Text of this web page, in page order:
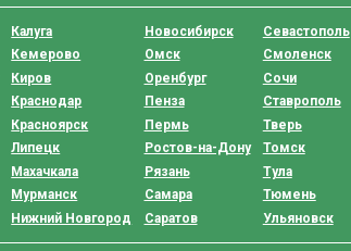
Калуга
Кемерово
Киров
Краснодар
Красноярск
Липецк
Махачкала
Мурманск
Нижний Новгород
Новосибирск
Омск
Оренбург
Пенза
Пермь
Ростов-на-Дону
Рязань
Самара
Саратов
Севастополь
Смоленск
Сочи
Ставрополь
Тверь
Томск
Тула
Тюмень
Ульяновск